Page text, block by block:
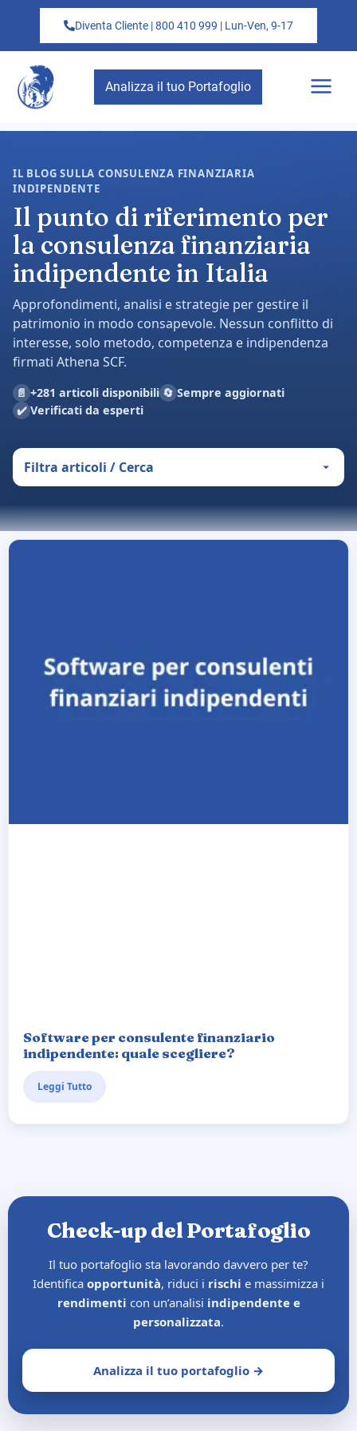
Diventa Cliente | 800 410 999 | Lun-Ven, 9-17
Analizza il tuo Portafoglio
IL BLOG SULLA CONSULENZA FINANZIARIA
INDIPENDENTE
Il punto di riferimento per
la consulenza finanziaria
indipendente in Italia
Approfondimenti, analisi e strategie per gestire il
patrimonio in modo consapevole. Nessun conflitto di
interesse, solo metodo, competenza e indipendenza
firmati Athena SCF.
📄 +281 articoli disponibili 🔄 Sempre aggiornati
✔️ Verificati da esperti
Filtra articoli / Cerca
Software per consulente finanziario
indipendente: quale scegliere?
Leggi Tutto
Check-up del Portafoglio
Il tuo portafoglio sta lavorando davvero per te?
Identifica opportunità, riduci i rischi e massimizza i
rendimenti con un’analisi indipendente e
personalizzata.
Analizza il tuo portafoglio →